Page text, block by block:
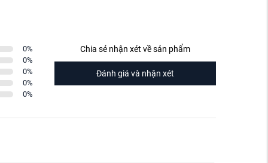
0%
0%
0%
0%
0%
Chia sẻ nhận xét về sản phẩm
Đánh giá và nhận xét